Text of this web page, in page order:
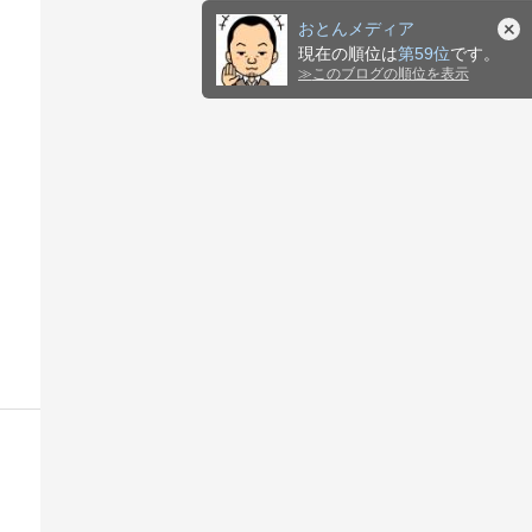
おとんメディア
現在の順位は第59位です。
≫ このブログの順位を表示